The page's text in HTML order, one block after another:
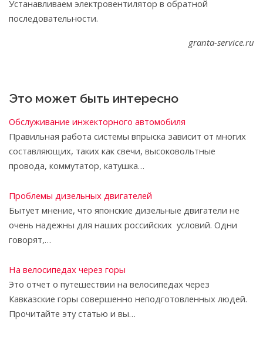
Устанавливаем электровентилятор в обратной
последовательности.
granta-service.ru
Это может быть интересно
Обслуживание инжекторного автомобиля
Правильная работа системы впрыска зависит от многих
составляющих, таких как свечи, высоковольтные
провода, коммутатор, катушка…
Проблемы дизельных двигателей
Бытует мнение, что японские дизельные двигатели не
очень надежны для наших российских условий. Одни
говорят,…
На велосипедах через горы
Это отчет о путешествии на велосипедах через
Кавказские горы совершенно неподготовленных людей.
Прочитайте эту статью и вы…